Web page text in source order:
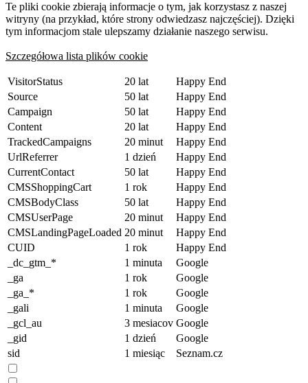
Te pliki cookie zbierają informacje o tym, jak korzystasz z naszej
witryny (na przykład, które strony odwiedzasz najczęściej). Dzięki
tym informacjom stale ulepszamy działanie naszego serwisu.
Szczegółowa lista plików cookie
VisitorStatus 20 lat
Happy End
Source
50 lat
Happy End
Campaign
50 lat
Happy End
Content
20 lat
Happy End
TrackedCampaigns
20 minut
Happy End
UrlReferrer
1 dzień
Happy End
CurrentContact
50 lat
Happy End
CMSShoppingCart
1 rok
Happy End
CMSBodyClass
50 lat
Happy End
CMSUserPage
20 minut
Happy End
CMSLandingPageLoaded 20 minut
Happy End
CUID
1 rok
Happy End
_dc_gtm_*
1 minuta
Google
_ga
1 rok
Google
_ga_*
1 rok
Google
_gali
1 minuta
Google
_gcl_au
3 mesiacov Google
_gid
1 dzień
Google
sid
1 miesiąc Seznam.cz